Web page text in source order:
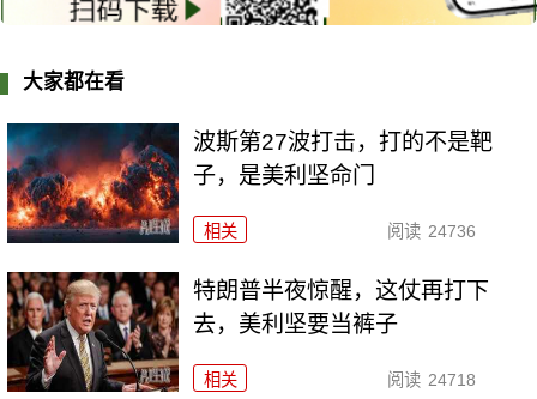
大家都在看
波斯第27波打击，打的不是靶
子，是美利坚命门
相关 阅读 24736
特朗普半夜惊醒，这仗再打下
去，美利坚要当裤子
相关 阅读 24718